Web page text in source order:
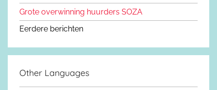
Grote overwinning huurders SOZA
Eerdere berichten
Other Languages